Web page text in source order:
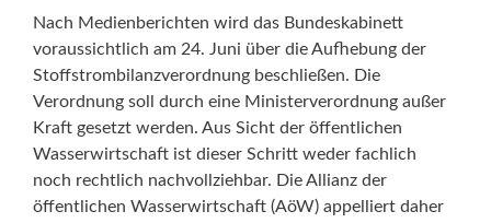
Nach Medienberichten wird das Bundeskabinett
voraussichtlich am 24. Juni über die Aufhebung der
Stoffstrombilanzverordnung beschließen. Die
Verordnung soll durch eine Ministerverordnung außer
Kraft gesetzt werden. Aus Sicht der öffentlichen
Wasserwirtschaft ist dieser Schritt weder fachlich
noch rechtlich nachvollziehbar. Die Allianz der
öffentlichen Wasserwirtschaft (AöW) appelliert daher